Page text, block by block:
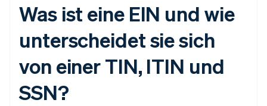
Was ist eine EIN und wie
unterscheidet sie sich
von einer TIN, ITIN und
SSN?